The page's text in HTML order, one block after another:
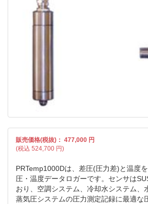
販売価格(税抜)： 477,000 円
(税込 524,700 円)
PRTemp1000Dは、差圧(圧力差)と温度
圧・温度データロガーです。センサは
おり、空調システム、冷却水システム、
蒸気圧システムの圧力測定記録に最適な